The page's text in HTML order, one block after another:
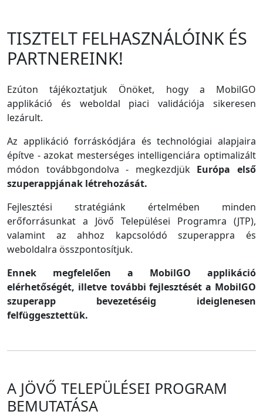
TISZTELT FELHASZNÁLÓINK ÉS
PARTNEREINK!
Ezúton tájékoztatjuk Önöket, hogy a MobilGO
applikáció és weboldal piaci validációja sikeresen
lezárult.
Az applikáció forráskódjára és technológiai alapjaira
építve - azokat mesterséges intelligenciára optimalizált
módon továbbgondolva - megkezdjük Európa első
szuperappjának létrehozását.
Fejlesztési stratégiánk értelmében minden
erőforrásunkat a Jövő Települései Programra (JTP),
valamint az ahhoz kapcsolódó szuperappra és
weboldalra összpontosítjuk.
Ennek megfelelően a MobilGO applikáció
elérhetőségét, illetve további fejlesztését a MobilGO
szuperapp bevezetéséig ideiglenesen
felfüggesztettük.
A JÖVŐ TELEPÜLÉSEI PROGRAM
BEMUTATÁSA